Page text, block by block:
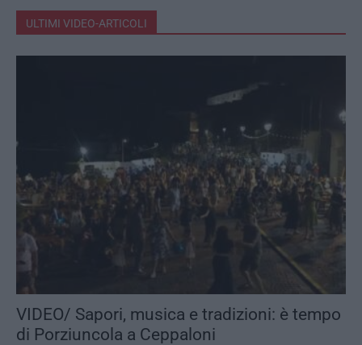
ULTIMI VIDEO-ARTICOLI
VIDEO/ Sapori, musica e tradizioni: è tempo
di Porziuncola a Ceppaloni